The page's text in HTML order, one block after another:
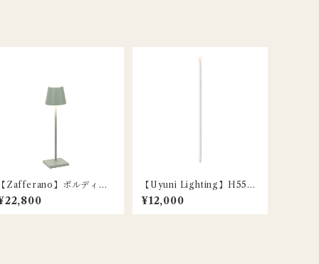
Zafferano】ポルディー
マイクロ ポータブルラン
/ セージグリーン
【Uyuni Lighting】H55c
m / LEDトールテーパーキ
ャンドル / ノルディックホワ
¥12,000